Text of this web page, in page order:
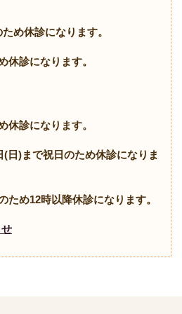
め休診になります。
休診になります。
休診になります。
日)まで祝日のため休診になりま
ため12時以降休診になります。